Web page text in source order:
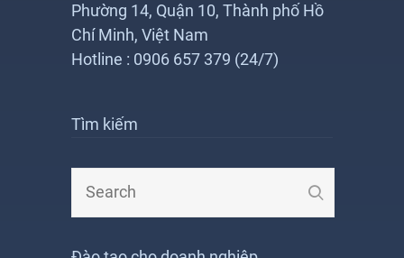
Phường 14, Quận 10, Thành phố Hồ
Chí Minh, Việt Nam
Hotline : 0906 657 379 (24/7)
Tìm kiếm